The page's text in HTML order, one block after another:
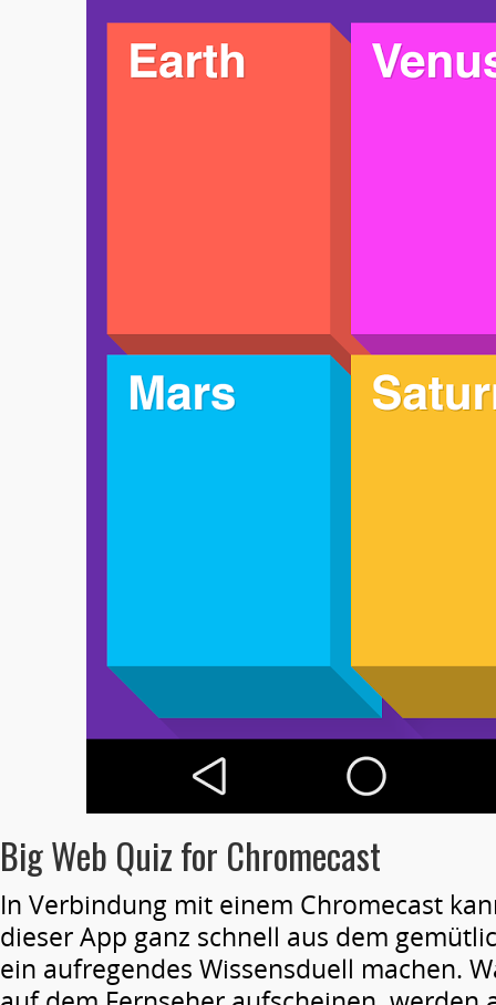
Big Web Quiz for Chromecast
In Verbindung mit einem Chromecast
dieser App ganz schnell aus dem
ein aufregendes Wissensduell machen.